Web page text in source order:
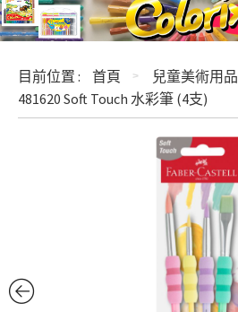
目前位置 : 首頁 兒童美術用品
481620 Soft Touch 水彩筆 (4支)